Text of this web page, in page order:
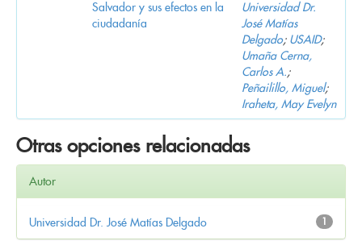
Salvador y sus efectos en la
ciudadanía
Universidad Dr.
José Matías
Delgado; USAID;
Umaña Cerna,
Carlos A.;
Peñailillo, Miguel;
Iraheta, May Evelyn
Otras opciones relacionadas
Autor
1
Universidad Dr. José Matías Delgado